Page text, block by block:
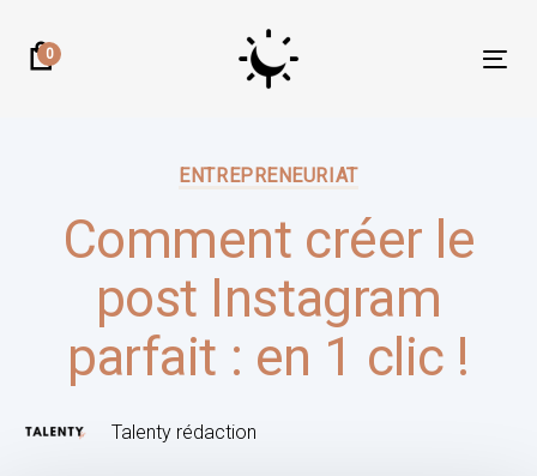
links
0
ENTREPRENEURIAT
Comment créer le
post Instagram
parfait : en 1 clic !
Talenty rédaction